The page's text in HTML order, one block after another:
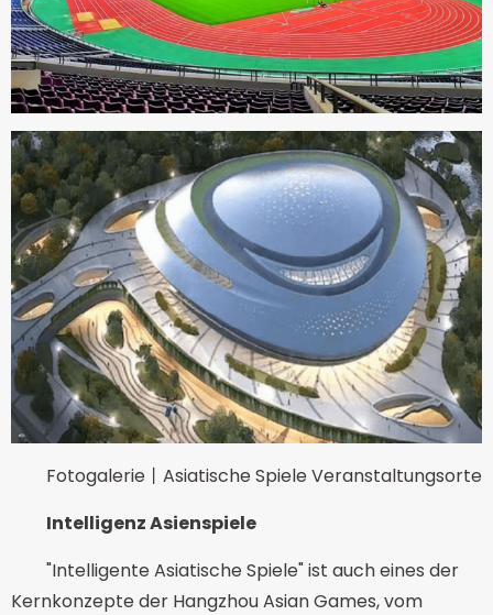
Fotogalerie丨Asiatische Spiele Veranstaltungsorte
Intelligenz Asienspiele
"Intelligente Asiatische Spiele" ist auch eines der
Kernkonzepte der Hangzhou Asian Games, vom